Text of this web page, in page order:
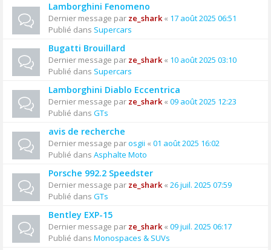
Lamborghini Fenomeno
Dernier message par ze_shark« 17 août 2025 06:51
Publié dans Supercars
Bugatti Brouillard
Dernier message par ze_shark« 10 août 2025 03:10
Publié dans Supercars
Lamborghini Diablo Eccentrica
Dernier message par ze_shark« 09 août 2025 12:23
Publié dans GTs
avis de recherche
Dernier message parosgii « 01 août 2025 16:02
Publié dans Asphalte Moto
Porsche 992.2 Speedster
Dernier message par ze_shark« 26 juil. 2025 07:59
Publié dans GTs
Bentley EXP-15
Dernier message par ze_shark« 09 juil. 2025 06:17
Publié dans Monospaces & SUVs